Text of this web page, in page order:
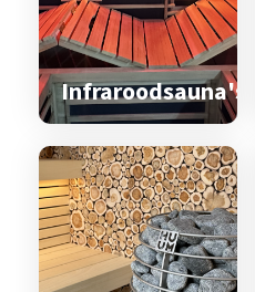
Infraroodsauna's